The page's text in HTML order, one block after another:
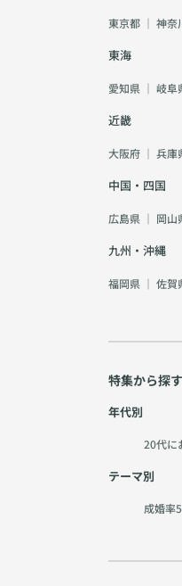
東京都 ｜ 神奈
東海
愛知県 ｜ 岐阜
近畿
大阪府 ｜ 兵庫
中国・四国
広島県 ｜ 岡山
九州・沖縄
福岡県 ｜ 佐賀
特集から探す
年代別
20代に
テーマ別
成婚率